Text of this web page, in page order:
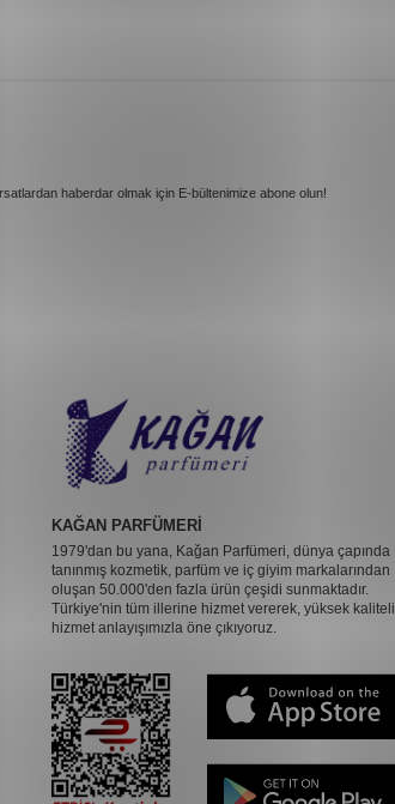
haberdar olmak için E-bültenimize abone olun!
KAĞAN PARFÜMERİ
1979'dan bu yana, Kağan Parfümeri, dünya çapında
tanınmış kozmetik, parfüm ve iç giyim markalarından
oluşan 50.000'den fazla ürün çeşidi sunmaktadır.
Türkiye'nin tüm illerine hizmet vererek, yüksek kaliteli
hizmet anlayışımızla öne çıkıyoruz.